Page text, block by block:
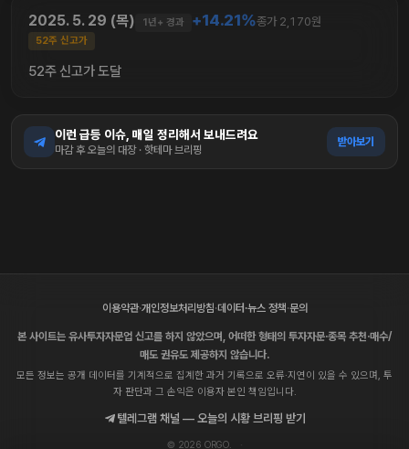
2025. 5. 29 (목) 1년+ 경과 +14.21%종가 2,170원
52주 신고가
52주 신고가 도달
이런 급등 이슈, 매일 정리해서 보내드려요
마감 후 오늘의 대장 · 핫테마 브리핑
받아보기
이용약관·개인정보처리방침·데이터·뉴스 정책·문의
본 사이트는 유사투자자문업 신고를 하지 않았으며, 어떠한 형태의 투자자문·종목 추천·매수/
매도 권유도 제공하지 않습니다.
모든 정보는 공개 데이터를 기계적으로 집계한 과거 기록으로 오류·지연이 있을 수 있으며, 투
자 판단과 그 손익은 이용자 본인 책임입니다.
텔레그램 채널 — 오늘의 시황 브리핑 받기
© 2026 ORGO. ·